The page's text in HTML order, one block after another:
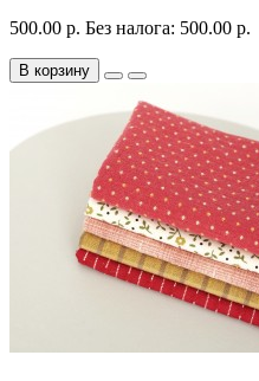
500.00 р. Без налога: 500.00 р.
В корзину